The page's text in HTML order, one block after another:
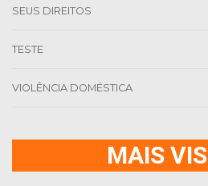
SEUS DIREITOS
TESTE
VIOLÊNCIA DOMÉSTICA
MAIS